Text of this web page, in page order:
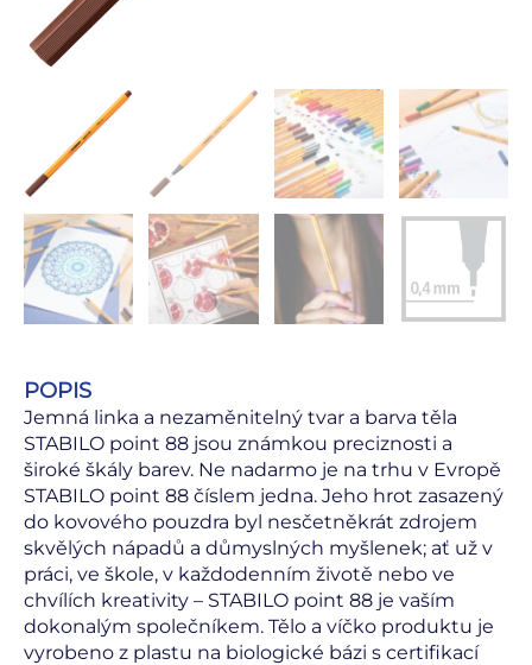
POPIS
Jemná linka a nezaměnitelný tvar a barva těla
STABILO point 88 jsou známkou preciznosti a
široké škály barev. Ne nadarmo je na trhu v Evropě
STABILO point 88 číslem jedna. Jeho hrot zasazený
do kovového pouzdra byl nesčetněkrát zdrojem
skvělých nápadů a důmyslných myšlenek; ať už v
práci, ve škole, v každodenním životě nebo ve
chvílích kreativity – STABILO point 88 je vaším
dokonalým společníkem. Tělo a víčko produktu je
vyrobeno z plastu na biologické bázi s certifikací